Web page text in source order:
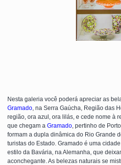
Nesta galeria você poderá apreciar as
Gramado, na Serra Gaúcha, Região das
região, ora azul, ora lilás, e cede nome à
que chegam a Gramado, pertinho de
formam a dupla dinâmica do Rio Grande
turistas do Estado. Gramado é uma
estilo da Bavária, na Alemanha, que
aconchegante. As belezas naturais se